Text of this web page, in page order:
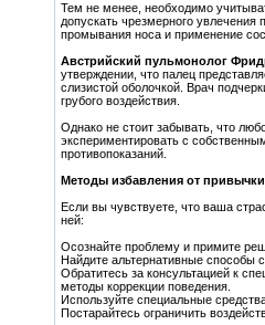
Тем не менее, необходимо
допускать чрезмерного
промывания носа и применение
Австрийский пульмонолог
утверждении, что палец
слизистой оболочкой. Врач
грубого воздействия.
Однако не стоит забывать, что
экспериментировать с
противопоказаний.
Методы избавления от привычки
Если вы чувствуете, что ваша
ней:
Осознайте проблему и примите
Найдите альтернативные способы
Обратитесь за консультацией к
методы коррекции поведения.
Используйте специальные
Постарайтесь ограничить